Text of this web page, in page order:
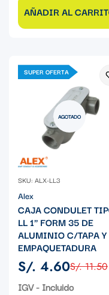
AÑADIR AL
SUPER OFERTA
AGOTADO
SKU: ALX-LL3
Alex
CAJA CONDULET
LL 1" FORM 35 DE
ALUMINIO C/TAPA Y
EMPAQUETADURA
Precio
de
S/. 4.60
Precio
regular
S/. 11.50
IGV - Incluido